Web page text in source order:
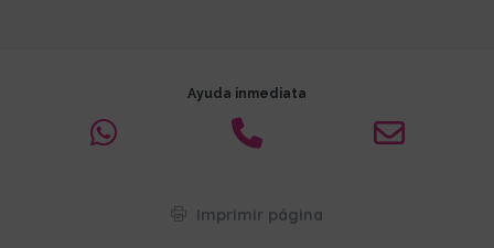
Ayuda inmediata
Imprimir página